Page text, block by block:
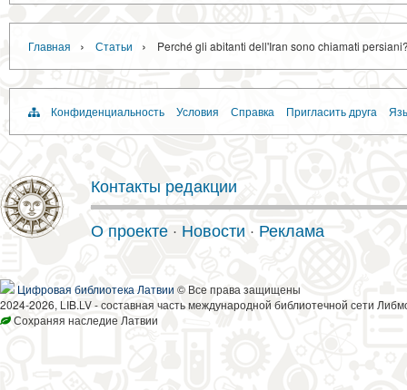
Главная › Статьи › Perché gli abitanti dell'Iran sono chiamati
Конфиденциальность Условия Справка Пригласить друга
Контакты редакции
О проекте · Новости · Реклама
Цифровая библиотека Латвии © Все права защищены
2024-2026, LIB.LV - составная часть международной библиотечной сети
Сохраняя наследие Латвии